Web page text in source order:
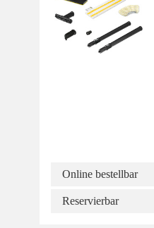
Online bestellbar
Reservierbar